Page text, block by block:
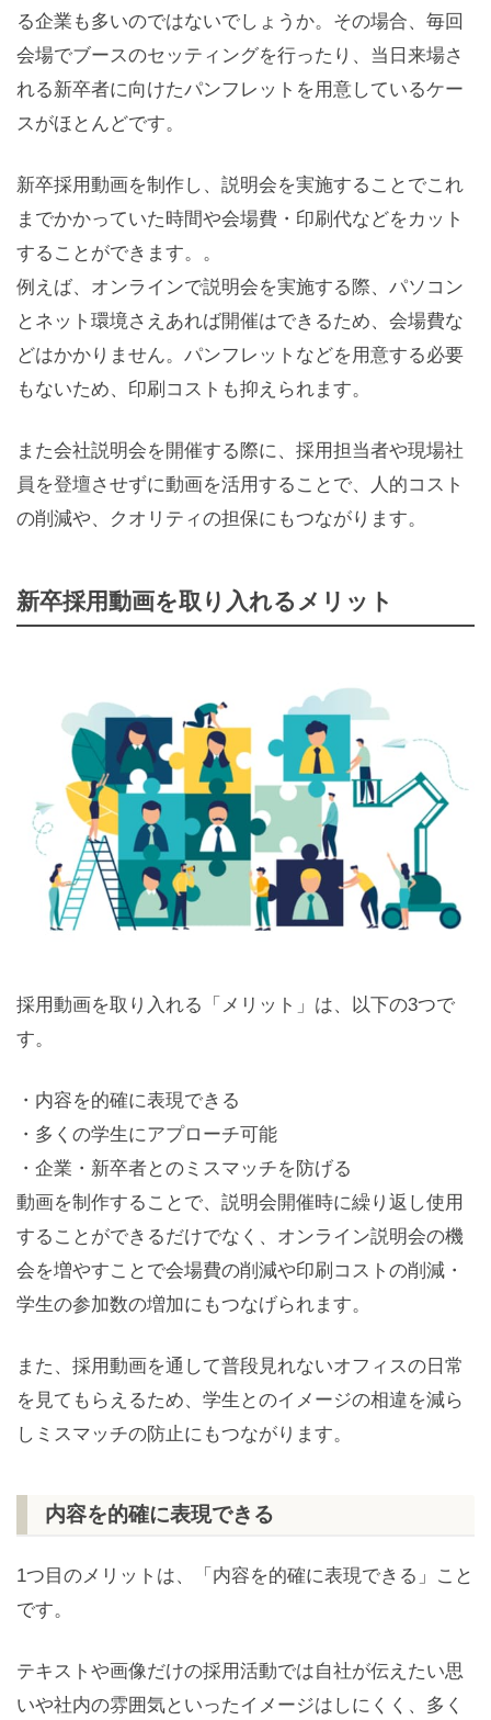
る企業も多いのではないでしょうか。その場合、毎回
会場でブースのセッティングを行ったり、当日来場さ
れる新卒者に向けたパンフレットを用意しているケー
スがほとんどです。
新卒採用動画を制作し、説明会を実施することでこれ
までかかっていた時間や会場費・印刷代などをカット
することができます。。
例えば、オンラインで説明会を実施する際、パソコン
とネット環境さえあれば開催はできるため、会場費な
どはかかりません。パンフレットなどを用意する必要
もないため、印刷コストも抑えられます。
また会社説明会を開催する際に、採用担当者や現場社
員を登壇させずに動画を活用することで、人的コスト
の削減や、クオリティの担保にもつながります。
新卒採用動画を取り入れるメリット
採用動画を取り入れる「メリット」は、以下の3つで
す。
・内容を的確に表現できる
・多くの学生にアプローチ可能
・企業・新卒者とのミスマッチを防げる
動画を制作することで、説明会開催時に繰り返し使用
することができるだけでなく、オンライン説明会の機
会を増やすことで会場費の削減や印刷コストの削減・
学生の参加数の増加にもつなげられます。
また、採用動画を通して普段見れないオフィスの日常
を見てもらえるため、学生とのイメージの相違を減ら
しミスマッチの防止にもつながります。
内容を的確に表現できる
1つ目のメリットは、「内容を的確に表現できる」こと
です。
テキストや画像だけの採用活動では自社が伝えたい思
いや社内の雰囲気といったイメージはしにくく、多く